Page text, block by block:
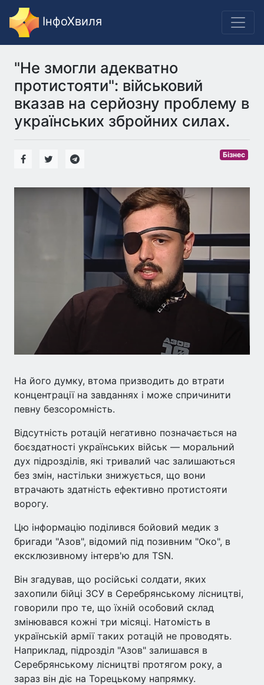
ІнфоХвиля
"Не змогли адекватно
протистояти": військовий
вказав на серйозну проблему в
українських збройних силах.
Бізнес
На його думку, втома призводить до втрати
концентрації на завданнях і може спричинити
певну безсоромність.
Відсутність ротацій негативно позначається на
боєздатності українських військ — моральний
дух підрозділів, які тривалий час залишаються
без змін, настільки знижується, що вони
втрачають здатність ефективно протистояти
ворогу.
Цю інформацію поділився бойовий медик з
бригади "Азов", відомий під позивним "Око", в
ексклюзивному інтерв'ю для TSN.
Він згадував, що російські солдати, яких
захопили бійці ЗСУ в Серебрянському лісництві,
говорили про те, що їхній особовий склад
змінювався кожні три місяці. Натомість в
українській армії таких ротацій не проводять.
Наприклад, підрозділ "Азов" залишався в
Серебрянському лісництві протягом року, а
зараз він діє на Торецькому напрямку.